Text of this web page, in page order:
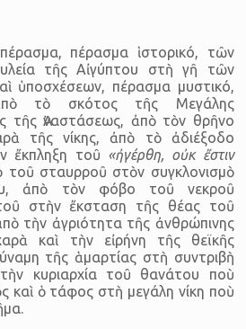
πέρασμα ἱστορικό, τῶν
τῆς Αἰγύπτου στὴ γῆ τῶν
ὑποσχέσεων, πέρασμα μυστικό,
τὸ σκότος τῆς Μεγάλης
τῆς Ἀναστάσεως, ἀπὸ τὸν θρῆνο
τῆς νίκης, ἀπὸ τὸ ἀδιέξοδο
ἔκπληξη τοῦ «ἠγέρθη, οὐκ ἔστιν
τοῦ σταυρροῦ στὸν συγκλονισμὸ
ἀπὸ τὸν φόβο τοῦ νεκροῦ
στὴν ἔκσταση τῆς θέας τοῦ
τὴν ἀγριότητα τῆς ἀνθρώπινης
καὶ τὴν εἰρήνη τῆς θεϊκῆς
τῆς ἁμαρτίας στὴ συντριβὴ
κυριαρχία τοῦ θανάτου ποὺ
καὶ ὁ τάφος στὴ μεγάλη νίκη ποὺ